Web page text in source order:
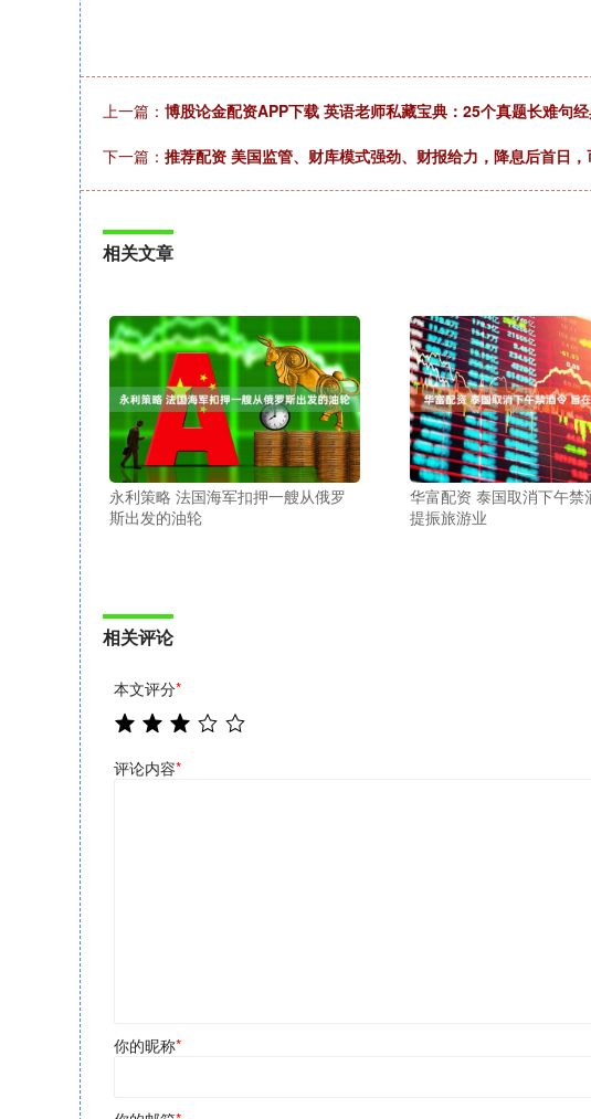
上一篇： 博股论金配资APP下载 英语老师私藏宝典：25个真题长难句
下一篇： 推荐配资 美国监管、财库模式强劲、财报给力，降息后首日
相关文章
永利策略 法国海军扣押一艘从俄罗
斯出发的油轮
华富配资 泰国取消下午禁
提振旅游业
相关评论
本文评分*
评论内容*
你的昵称*